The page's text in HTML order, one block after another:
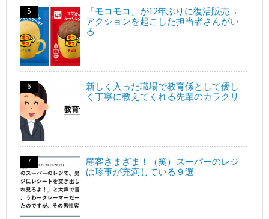
「モコモコ」が12年ぶりに復活販売→
アクションを起こした担当者さんがい
る
新しく入った職場で教育係として優し
く丁寧に教えてくれる先輩のカラクリ
顧客さまざま！（笑）スーパーのレジ
は珍事が充満している９選